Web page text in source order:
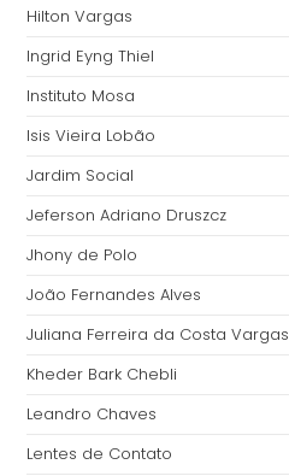
Hilton Vargas
Ingrid Eyng Thiel
Instituto Mosa
Isis Vieira Lobão
Jardim Social
Jeferson Adriano Druszcz
Jhony de Polo
João Fernandes Alves
Juliana Ferreira da Costa Vargas
Kheder Bark Chebli
Leandro Chaves
Lentes de Contato